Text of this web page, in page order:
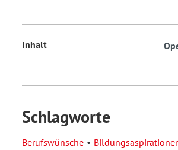
Inhalt
Schlagworte
Berufswünsche